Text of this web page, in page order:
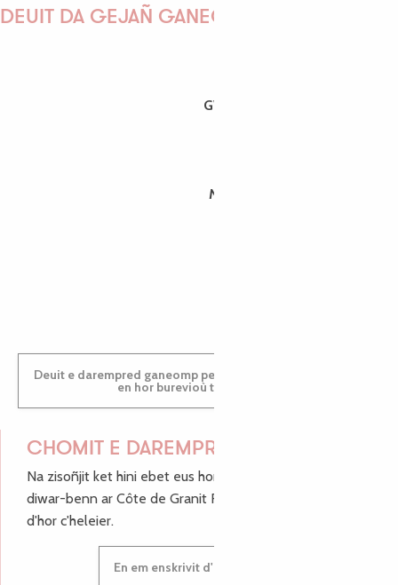
DEUIT DA GEJAÑ GANEOMP !
GWENAËLLE
MORGANE
Deuit e darempred ganeomp pe deuit da welet ac'hanomp
en hor burevioù touristerezh
CHOMIT E DAREMPRED !
Na zisoñjit ket hini ebet eus hor c'hinnigoù mat ha keleier
diwar-benn ar Côte de Granit Rose, enskrivit hoc'h anv
d'hor c'heleier.
En em enskrivit d'hor c'heleier